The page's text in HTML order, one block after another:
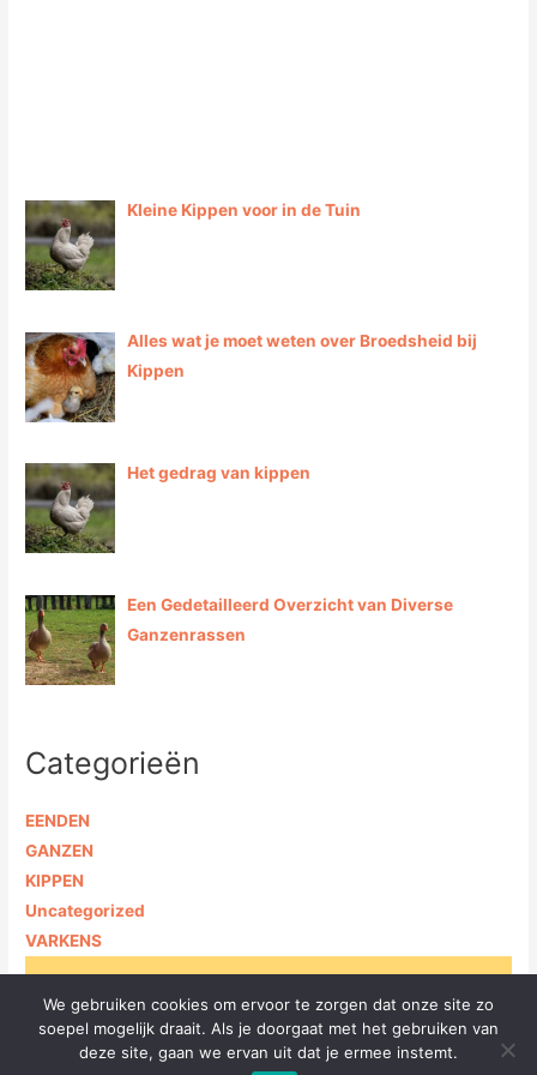
Kleine Kippen voor in de Tuin
Alles wat je moet weten over Broedsheid bij
Kippen
Het gedrag van kippen
Een Gedetailleerd Overzicht van Diverse
Ganzenrassen
Categorieën
EENDEN
GANZEN
KIPPEN
Uncategorized
VARKENS
Copyright © 2026 Alles over dieren in en om het huis |
Powered by [VE media] |Privacybeleid
We gebruiken cookies om ervoor te zorgen dat onze site zo
soepel mogelijk draait. Als je doorgaat met het gebruiken van
deze site, gaan we ervan uit dat je ermee instemt.